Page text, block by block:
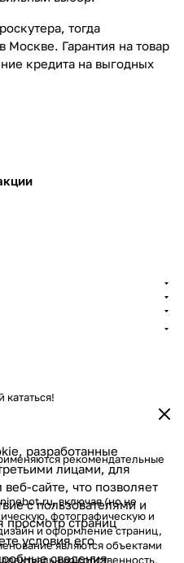
тогда
Гарантия на товар
кредита на выгодных
разработанные
лицами, для
сайте, что позволяет
с пользователями и
страниц
условия его
сведения
рекомендательные
включая (но не
фотографическую и
и оформление страниц,
являются объектами
собственность,